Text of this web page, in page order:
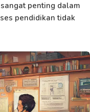
penting dalam
pendidikan tidak